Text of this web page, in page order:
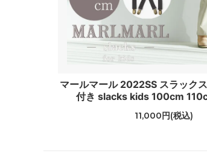
マールマール 2022SS スラック
付き slacks kids 100cm
11,000円(税込)